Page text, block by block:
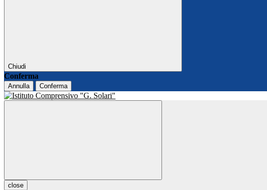
Chiudi
Conferma
Annulla Conferma
close